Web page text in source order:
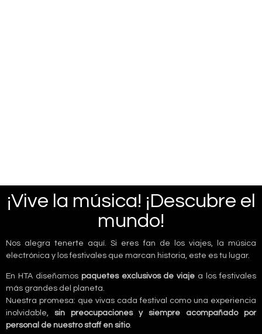
¡Vive la música! ¡Descubre el
mundo!
Nos alegra tenerte aquí. Si eres fan de los viajes, la música
electrónica y los festivales que marcan historia, este es tu lugar.
En HTA diseñamos paquetes exclusivos de viaje a los festivales
más grandes del planeta.
Nuestra promesa: que vivas cada festival como una experiencia
inolvidable, sin preocupaciones y siempre acompañado por
personal de nuestro staff en sitio.